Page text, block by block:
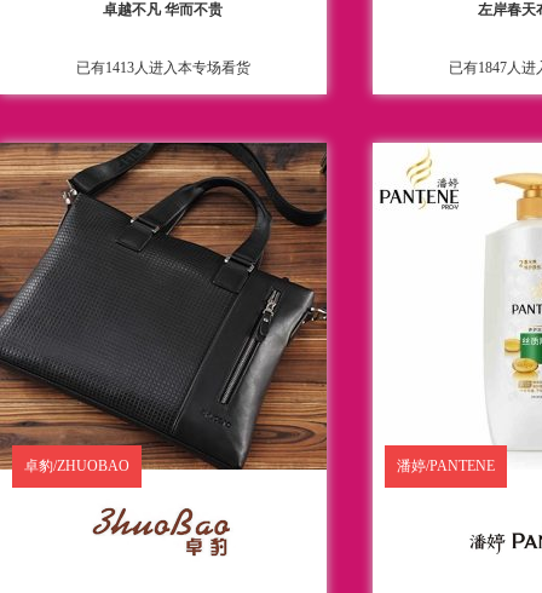
卓越不凡 华而不贵
已有1413人进入本专场看货
左岸春天
已有1847人
卓豹/ZHUOBAO 潘婷/PANTENE